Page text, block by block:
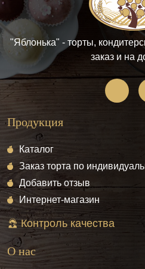
"Яблонька" - торты,
заказ и на
Продукция
Каталог
Заказ торта по
Добавить отзыв
Интернет-магазин
Контроль качества
О нас